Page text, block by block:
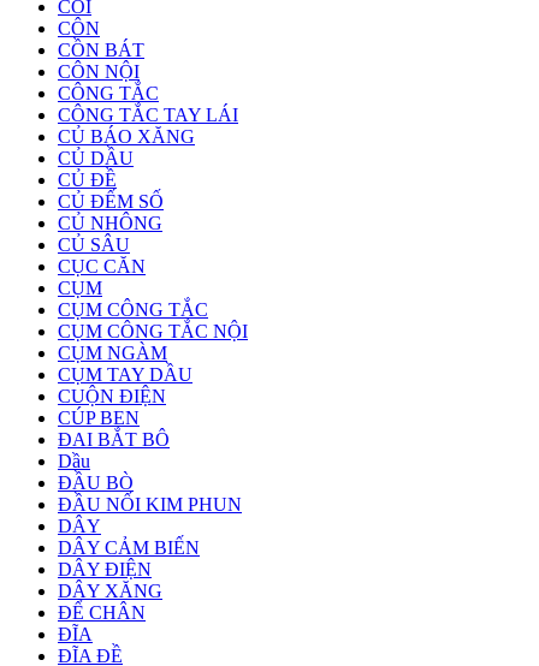
CÒI
CÔN
CỒN BÁT
CÔN NỘI
CÔNG TẮC
CÔNG TẮC TAY LÁI
CỦ BÁO XĂNG
CỦ DẦU
CỦ ĐỀ
CỦ ĐẾM SỐ
CỦ NHÔNG
CỦ SÂU
CỤC CĂN
CỤM
CỤM CÔNG TẮC
CỤM CÔNG TẮC NỘI
CỤM NGÀM
CỤM TAY DẦU
CUỘN ĐIỆN
CÚP BEN
ĐAI BẮT BÔ
Dầu
ĐẦU BÒ
ĐẦU NỐI KIM PHUN
DÂY
DÂY CẢM BIẾN
DÂY ĐIỆN
DÂY XĂNG
ĐỂ CHÂN
ĐĨA
ĐĨA ĐỀ